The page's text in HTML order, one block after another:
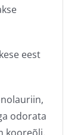
eest
odorata